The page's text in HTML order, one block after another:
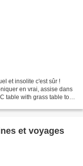
et insolite c'est sûr !
en vrai, assise dans
table with grass table top
et voyages